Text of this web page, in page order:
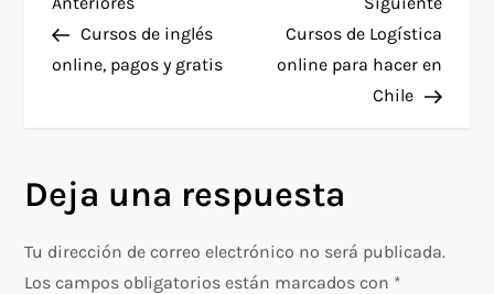
N
a
g
a
anterior
Cursos de inglés
online, pagos y gratis
Cursos de Logística
online para hacer en
Chile
Deja una respuesta
Tu dirección de correo electrónico no será publicada.
Los campos obligatorios están marcados con *